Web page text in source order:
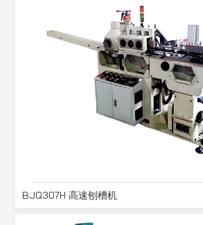
BJQ307H 高速刨槽机